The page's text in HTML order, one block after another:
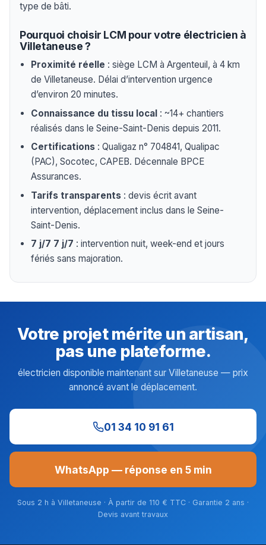
type de bâti.
Pourquoi choisir LCM pour votre électricien à
Villetaneuse ?
Proximité réelle : siège LCM à Argenteuil, à 4 km
de Villetaneuse. Délai d’intervention urgence
d’environ 20 minutes.
Connaissance du tissu local : ~14+ chantiers
réalisés dans le Seine-Saint-Denis depuis 2011.
Certifications : Qualigaz n° 704841, Qualipac
(PAC), Socotec, CAPEB. Décennale BPCE
Assurances.
Tarifs transparents : devis écrit avant
intervention, déplacement inclus dans le Seine-
Saint-Denis.
7 j/7 7 j/7 : intervention nuit, week-end et jours
fériés sans majoration.
Votre projet mérite un artisan,
pas une plateforme.
électricien disponible maintenant sur Villetaneuse — prix
annoncé avant le déplacement.
01 34 10 91 61
WhatsApp — réponse en 5 min
Sous 2 h à Villetaneuse · À partir de 110 € TTC · Garantie 2 ans ·
Devis avant travaux